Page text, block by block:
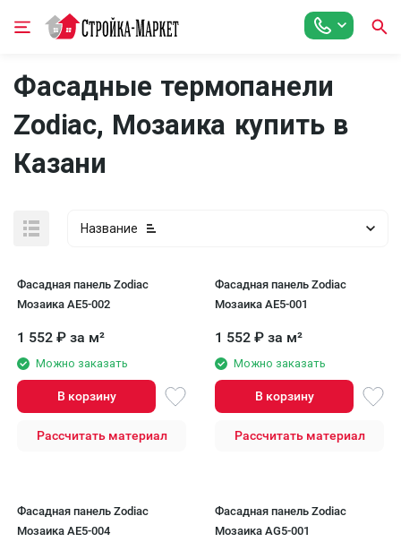
Фасадные термопанели
Zodiac, Мозаика купить в
Казани
Название
Фасадная панель Zodiac
Мозаика AE5-002
1 552 ₽ за м²
Можно заказать
В корзину
Рассчитать материал
Фасадная панель Zodiac
Мозаика AE5-001
1 552 ₽ за м²
Можно заказать
В корзину
Рассчитать материал
Фасадная панель Zodiac
Мозаика AE5-004
Фасадная панель Zodiac
Мозаика AG5-001